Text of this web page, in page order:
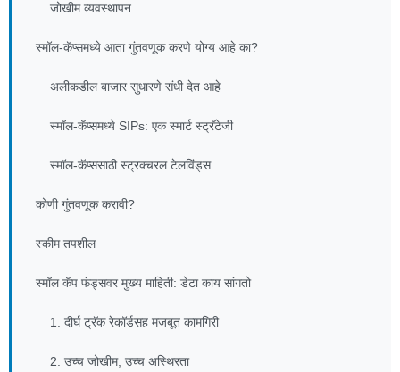
जोखीम व्यवस्थापन
स्मॉल-कॅप्समध्ये आता गुंतवणूक करणे योग्य आहे का?
अलीकडील बाजार सुधारणे संधी देत आहे
स्मॉल-कॅप्समध्ये SIPs: एक स्मार्ट स्ट्रॅटेजी
स्मॉल-कॅप्ससाठी स्ट्रक्चरल टेलविंड्स
कोणी गुंतवणूक करावी?
स्कीम तपशील
स्मॉल कॅप फंड्सवर मुख्य माहिती: डेटा काय सांगतो
1. दीर्घ ट्रॅक रेकॉर्डसह मजबूत कामगिरी
2. उच्च जोखीम, उच्च अस्थिरता